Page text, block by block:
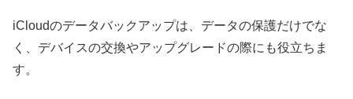
iCloudのデータバックアップは、データの保護だけでな
く、デバイスの交換やアップグレードの際にも役立ちま
す。